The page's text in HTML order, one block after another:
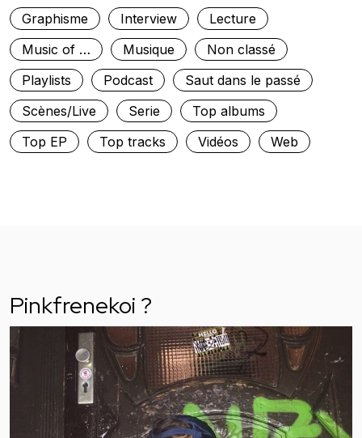
Graphisme
Interview
Lecture
Music of …
Musique
Non classé
Playlists
Podcast
Saut dans le passé
Scènes/Live
Serie
Top albums
Top EP
Top tracks Vidéos Web
Pinkfrenekoi ?